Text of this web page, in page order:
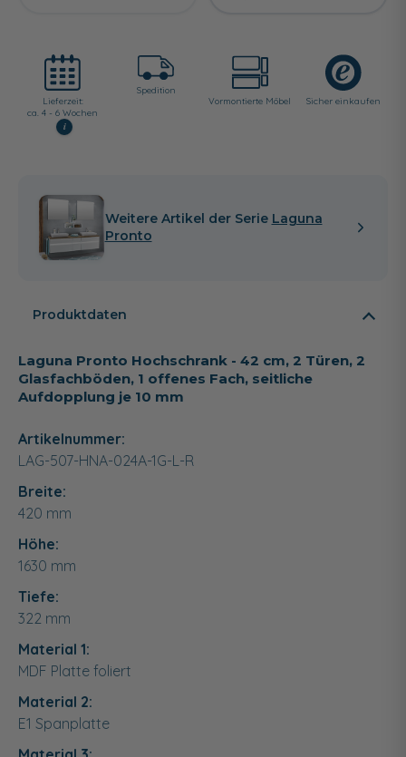
Lieferzeit:
ca. 4 - 6 Wochen
i
Spedition
Vormontierte Möbel
Sicher einkaufen
Weitere Artikel der Serie Laguna
Pronto
Produktdaten
Laguna Pronto Hochschrank - 42 cm, 2 Türen, 2
Glasfachböden, 1 offenes Fach, seitliche
Aufdopplung je 10 mm
Artikelnummer:
LAG-507-HNA-024A-1G-L-R
Breite:
420 mm
Höhe:
1630 mm
Tiefe:
322 mm
Material 1:
MDF Platte foliert
Material 2:
E1 Spanplatte